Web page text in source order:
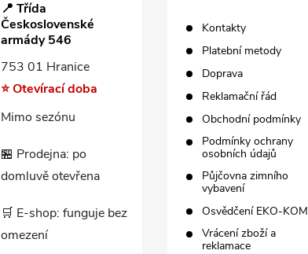
📍 Třída
Československé
armády 546
753 01 Hranice
⭐ Otevírací doba
Mimo sezónu
🏪 Prodejna: po
domluvě otevřena
🛒 E-shop: funguje bez
omezení
Kontakty
Platební metody
Doprava
Reklamační řád
Obchodní podmínky
Podmínky ochrany
osobních údajů
Půjčovna zimního
vybavení
Osvědčení EKO-KOM
Vrácení zboží a
reklamace